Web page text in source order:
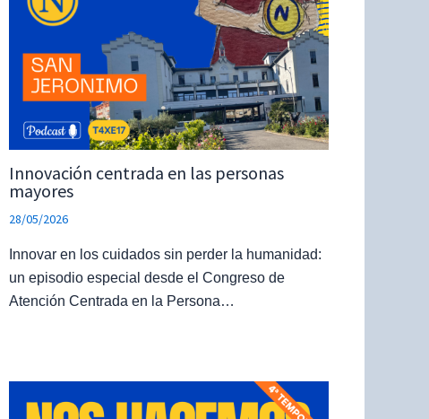
Innovación centrada en las personas
mayores
28/05/2026
Innovar en los cuidados sin perder la humanidad:
un episodio especial desde el Congreso de
Atención Centrada en la Persona…